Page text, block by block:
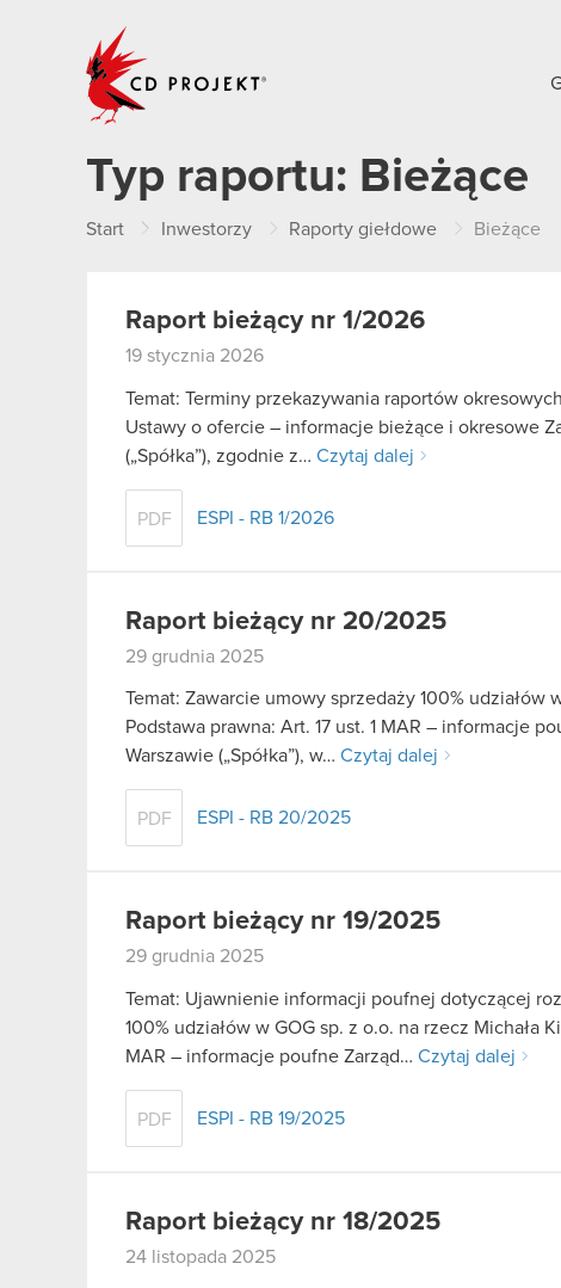
Typ raportu: Bieżące
Start Inwestorzy Raporty giełdowe Bieżące
Raport bieżący nr 1/2026
19 stycznia 2026
Temat: Terminy przekazywania raportów
Ustawy o ofercie – informacje bieżące i okresowe
(„Spółka”), zgodnie z… Czytaj dalej
PDF ESPI - RB 1/2026
Raport bieżący nr 20/2025
29 grudnia 2025
Temat: Zawarcie umowy sprzedaży 100% udziałów
Podstawa prawna: Art. 17 ust. 1 MAR – informacje
Warszawie („Spółka”), w… Czytaj dalej
PDF ESPI - RB 20/2025
Raport bieżący nr 19/2025
29 grudnia 2025
Temat: Ujawnienie informacji poufnej dotyczącej
100% udziałów w GOG sp. z o.o. na rzecz Michała
MAR – informacje poufne Zarząd… Czytaj dalej
PDF ESPI - RB 19/2025
Raport bieżący nr 18/2025
24 listopada 2025